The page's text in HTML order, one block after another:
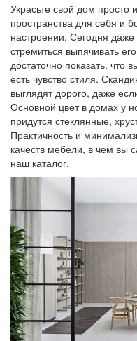
Украсьте свой дом просто
пространства для себя и
настроении. Сегодня даже
стремиться выпячивать
достаточно показать, что
есть чувство стиля.
выглядят дорого, даже
Основной цвет в домах у
придутся стеклянные,
Практичность и
качеств мебели, в чем вы
наш каталог.